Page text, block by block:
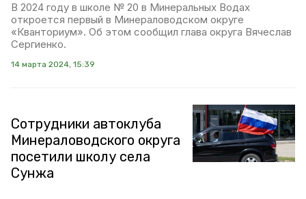
В 2024 году в школе № 20 в Минеральных Водах
откроется первый в Минераловодском округе
«Кванториум». Об этом сообщил глава округа Вячеслав
Сергиенко.
14 марта 2024, 15:39
Сотрудники автоклуба
Минераловодского округа
посетили школу села
Сунжа